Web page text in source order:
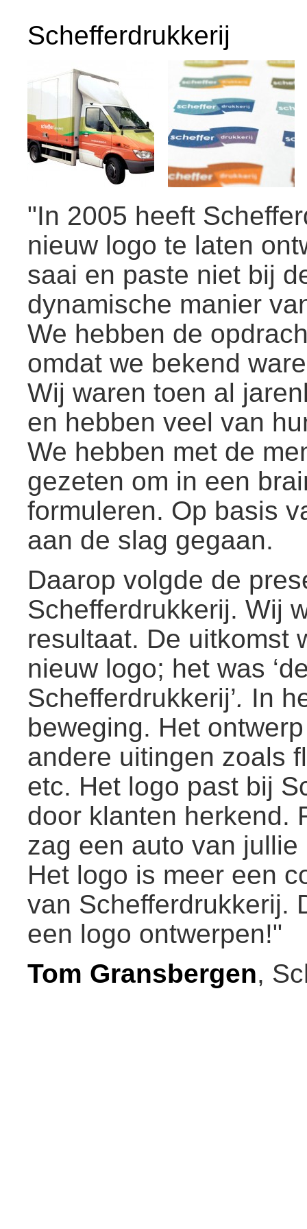
Schefferdrukkerij
"In 2005 heeft
nieuw logo te laten
saai en paste niet bij
dynamische manier
We hebben de
omdat we bekend
Wij waren toen al
en hebben veel van
We hebben met de
gezeten om in een
formuleren. Op basis
aan de slag gegaan.
Daarop volgde de
Schefferdrukkerij. Wij
resultaat. De uitkomst
nieuw logo; het was
Schefferdrukkerij’. In
beweging. Het
andere uitingen zoals
etc. Het logo past bij
door klanten herkend.
zag een auto van jullie
Het logo is meer een
van Schefferdrukkerij.
een logo ontwerpen!"
Tom Gransbergen,